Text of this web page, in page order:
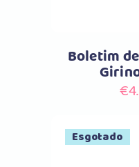
Boletim
€
Esgotado